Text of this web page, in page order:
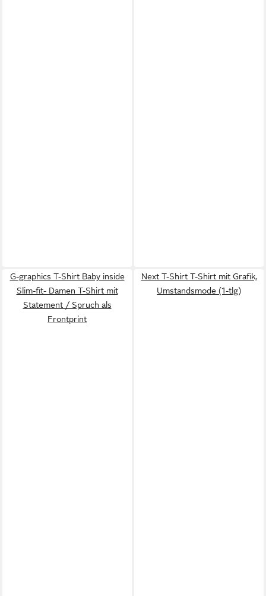
G-graphics T-Shirt Baby inside
Slim-fit- Damen T-Shirt mit
Statement / Spruch als
Frontprint
Next T-Shirt T-Shirt mit Grafik,
Umstandsmode (1-tlg)